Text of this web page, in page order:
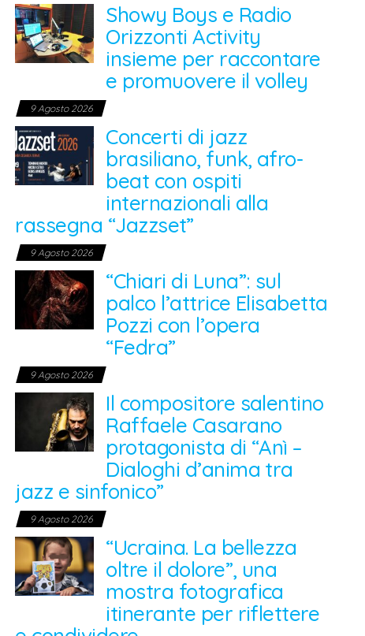
Showy Boys e Radio
Orizzonti Activity
insieme per raccontare
e promuovere il volley
9 Agosto 2026
Concerti di jazz
brasiliano, funk, afro-
beat con ospiti
internazionali alla
rassegna “Jazzset”
9 Agosto 2026
“Chiari di Luna”: sul
palco l’attrice Elisabetta
Pozzi con l’opera
“Fedra”
9 Agosto 2026
Il compositore salentino
Raffaele Casarano
protagonista di “Anì –
Dialoghi d’anima tra
jazz e sinfonico”
9 Agosto 2026
“Ucraina. La bellezza
oltre il dolore”, una
mostra fotografica
itinerante per riflettere